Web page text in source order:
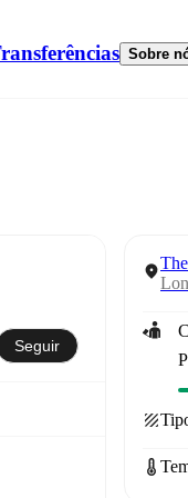
Sobre
Seguir